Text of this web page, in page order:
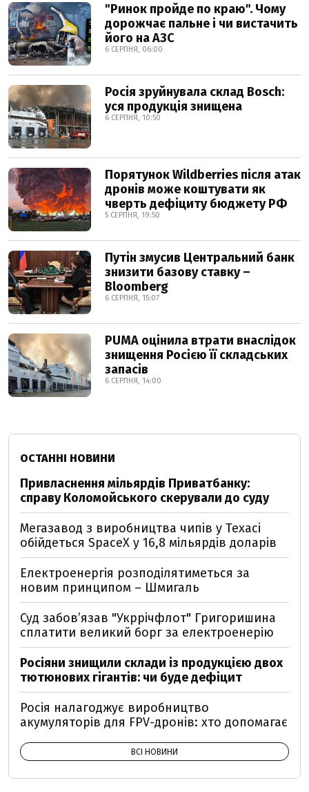
"Ринок пройде по краю". Чому
дорожчає пальне і чи вистачить
його на АЗС
6 СЕРПНЯ, 06:00
Росія зруйнувала склад Bosch:
уся продукція знищена
6 СЕРПНЯ, 10:50
Порятунок Wildberries після атак
дронів може коштувати як
чверть дефіциту бюджету РФ
5 СЕРПНЯ, 19:50
Путін змусив Центральний банк
знизити базову ставку –
Bloomberg
6 СЕРПНЯ, 15:07
PUMA оцінила втрати внаслідок
знищення Росією її складських
запасів
6 СЕРПНЯ, 14:00
ОСТАННІ НОВИНИ
Привласнення мільярдів Приватбанку:
справу Коломойського скерували до суду
Мегазавод з виробництва чипів у Техасі
обійдеться SpaceX у 16,8 мільярдів доларів
Електроенергія розподілятиметься за
новим принципом – Шмигаль
Суд забов’язав "Укррічфлот" Григоришина
сплатити великий борг за електроенерію
Росіяни знищили склади із продукцією двох
тютюнових гігантів: чи буде дефіцит
Росія налагоджує виробництво
акумуляторів для FPV-дронів: хто допомагає
ВСІ НОВИНИ